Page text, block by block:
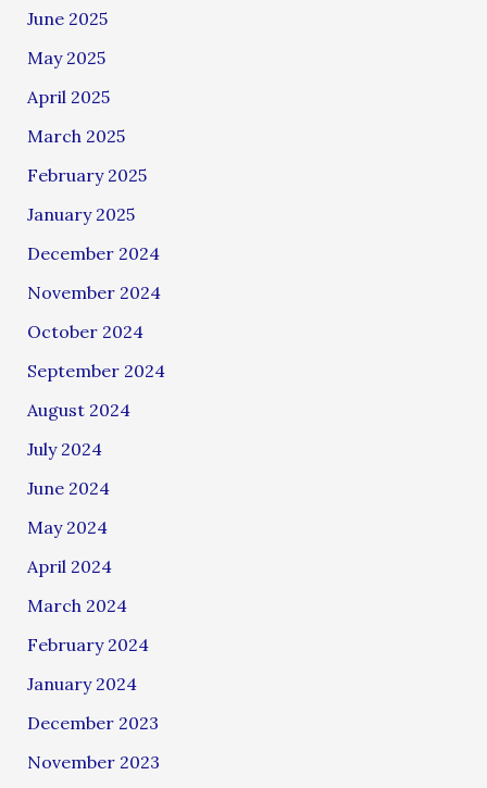
June 2025
May 2025
April 2025
March 2025
February 2025
January 2025
December 2024
November 2024
October 2024
September 2024
August 2024
July 2024
June 2024
May 2024
April 2024
March 2024
February 2024
January 2024
December 2023
November 2023